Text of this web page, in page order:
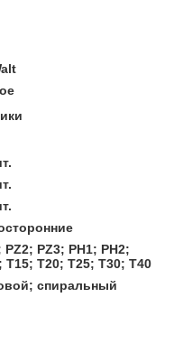
PZ2; PZ3; PH1; PH2;
T15; T20; T25; T30; T40
спиральный